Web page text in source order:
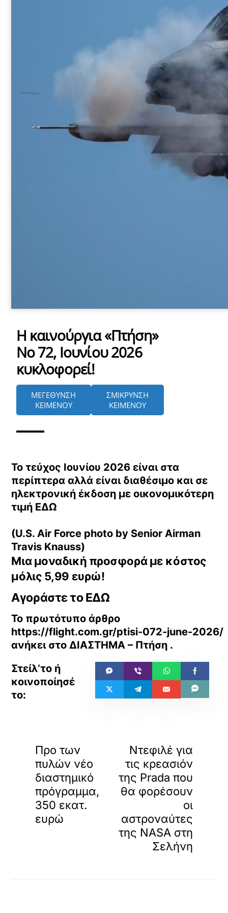
Η καινούργια «Πτήση»
Nο 72, Ιουνίου 2026
κυκλοφορεί!
ΜΕΓΕΘΥΝΣΗ
ΚΕΙΜΕΝΟΥ
ΣΜΙΚΡΥΝΣΗ
ΚΕΙΜΕΝΟΥ
Το τεύχος Ιουνίου 2026 είναι στα
περίπτερα αλλά είναι διαθέσιμο και σε
ηλεκτρονική έκδοση με οικονομικότερη
τιμή ΕΔΩ
(U.S. Air Force photo by Senior Airman
Travis Knauss)
Μια μοναδική προσφορά με κόστος
μόλις 5,99 ευρώ!
Αγοράστε το ΕΔΩ
Το πρωτότυπο άρθρο
https://flight.com.gr/ptisi-072-june-2026/
ανήκει στο ΔΙΑΣΤΗΜΑ – Πτήση .
Προ των
πυλών νέο
διαστημικό
πρόγραμμα,
350 εκατ.
ευρώ
Ντεφιλέ για
τις κρεασιόν
της Prada που
θα φορέσουν
οι
αστροναύτες
της NASA στη
Σελήνη